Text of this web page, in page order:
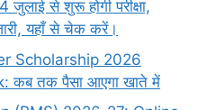
से शुरू होगी परीक्षा,
यहाँ से चेक करें।
Scholarship 2026
कब तक पैसा आएगा खाते में